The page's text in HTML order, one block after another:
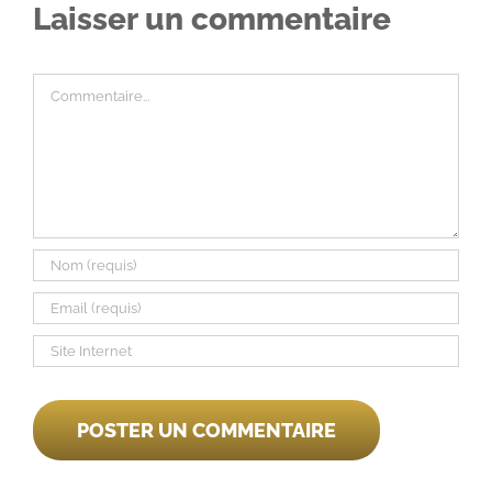
Laisser un commentaire